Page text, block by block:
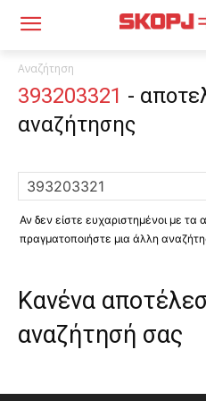
Αναζήτηση
393203321 -
αναζήτησης
Αν δεν είστε ευχαριστημένοι με
πραγματοποιήστε μια άλλη
Κανένα
αναζήτησή σας